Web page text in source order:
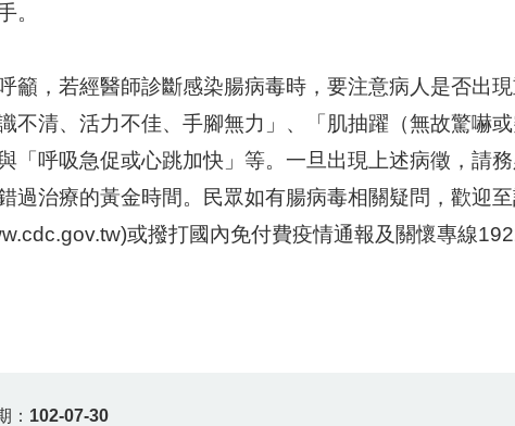
。
籲，若經醫師診斷感染腸病毒時，要注意病人是否出
不清、活力不佳、手腳無力」、「肌抽躍（無故驚嚇
「呼吸急促或心跳加快」等。一旦出現上述病徵，請
過治療的黃金時間。民眾如有腸病毒相關疑問，歡迎
或撥打國內免付費疫情通報及關懷專線
： 102-07-30